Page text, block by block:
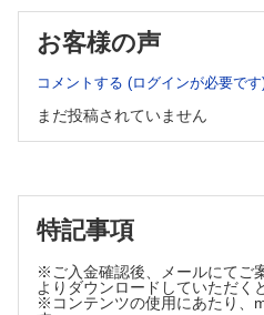
嚥下障害 （兵頭政光）
6章 頭頸部疾患
A．唾液腺疾患
Sjogren症候群 （東野正明）
IgG4関連疾患 （高野賢一）
耳下腺がん （多田雄一郎）
甲状腺乳頭がん・濾胞がん・未
C．頭頸部がん
上・中咽頭がん （安藤瑞生）
喉頭・下咽頭がん （篠﨑 剛
人工内耳（成人） （柿木章伸
D．めまい
良性発作性頭位めまい症 （今
メニエール病 （將積日出夫
Bell麻痺/Hunt症候群 （萩森伸
3章 鼻副鼻腔疾患
嗅覚障害 （近藤健二）
お客様の声
コメントする (ログインが必要です
まだ投稿されていません
特記事項
※ご入金確認後、メールにてご
よりダウンロードしていただく
※コンテンツの使用にあたり、